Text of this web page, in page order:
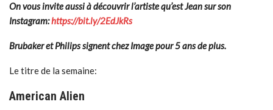
On vous invite aussi à découvrir l’artiste qu’est Jean sur son
Instagram:https://bit.ly/2EdJkRs
Brubaker et Philips signent chez Image pour 5 ans de plus.
Le titre de la semaine:
American Alien